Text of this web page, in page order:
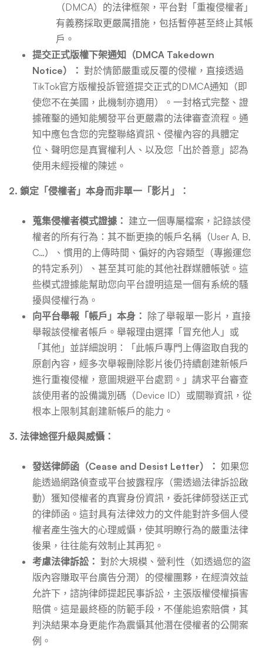
（DMCA）的法律框架，平台對「重複侵權者」
有義務採取更嚴厲措施，包括暫停甚至終止其帳
戶。
提交正式版權下架通知（DMCA Takedown
Notice）： 對於情節嚴重或反覆的侵權，直接透過
TikTok官方版權投訴管道提交正式的DMCA通知（即
使您不在美國，此機制亦適用）。一封格式完整、證
據確鑿的通知能觸發平台更嚴肅的法律審查流程。通
知中應包含您的完整聯絡資訊、侵權內容的具體定
位、聲明您是真實權利人、以及您「出於善意」認為
使用未經授權的陳述。
2. 鎖定「侵權者」本身而非單一「影片」：
蒐集侵權者模式證據： 建立一個專屬檔案，記錄該侵
權者的所有行為：其不斷更換的帳戶名稱（User A, B,
C…）、慣用的上傳時間、偏好的內容類型（專搬運您
的特定系列）、甚至其可能的其他社群媒體帳號。這
些模式證據能幫助您向平台證明這是一個有系統的騷
擾與侵權行為。
向平台舉報「帳戶」本身： 除了舉報單一影片，直接
舉報該侵權者帳戶。舉報理由選擇「冒充他人」或
「其他」並詳細說明：「此帳戶專門上傳盜取自我的
原創內容，經多次舉報刪除影片後仍持續創建新帳戶
進行重複侵權，意圖規避平台處罰。」請求平台審查
該使用者的設備識別碼（Device ID）或關聯資訊，從
根本上限制其創建新帳戶的能力。
3. 法律途徑升級與威懾：
發送律師函（Cease and Desist Letter）： 如果您
能透過網路偵查或平台披露程序（需透過法律訴訟啟
動）獲知侵權者的真實身份資訊，委託律師發送正式
的律師函。這封具有法律效力的文件能對許多個人侵
權者產生強大的心理威懾，使其明瞭行為的嚴重法律
後果，往往能有效制止其再犯。
考慮法律訴訟： 對於大規模、營利性（如透過您的盜
版內容賺取平台廣告分潤）的侵權團夥，在經濟效益
允許下，諮詢律師提起民事訴訟，主張版權侵權損害
賠償。這是最終極的防範手段，不僅能追索賠償，其
判決結果本身更能作為震懾其他潛在侵權者的公開案
例。